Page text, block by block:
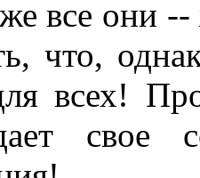
все они --
что,
всех!
свое